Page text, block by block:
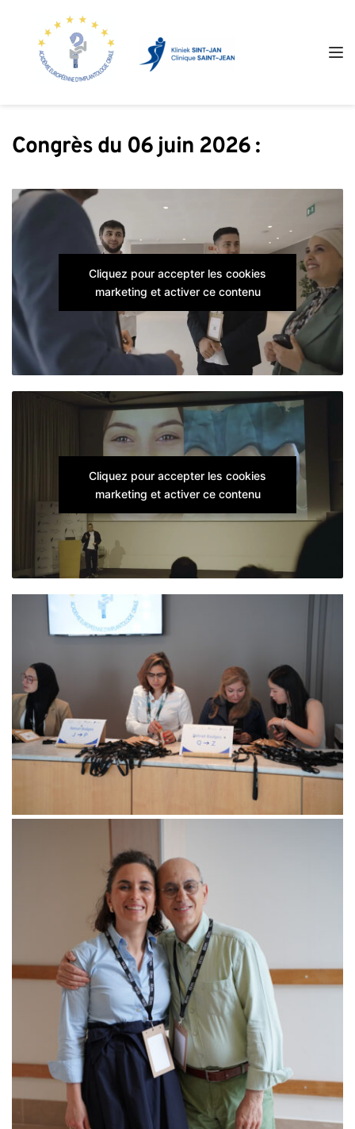
Congrès du 06 juin 2026 :
Cliquez pour accepter les cookies
marketing et activer ce contenu
Cliquez pour accepter les cookies
marketing et activer ce contenu